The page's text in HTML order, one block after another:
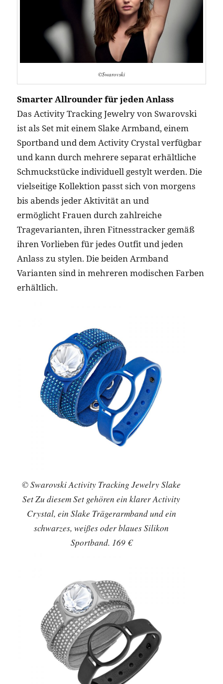
©Swarovski
Smarter Allrounder für jeden Anlass
Das Activity Tracking Jewelry von Swarovski
ist als Set mit einem Slake Armband, einem
Sportband und dem Activity Crystal verfügbar
und kann durch mehrere separat erhältliche
Schmuckstücke individuell gestylt werden. Die
vielseitige Kollektion passt sich von morgens
bis abends jeder Aktivität an und
ermöglicht Frauen durch zahlreiche
Tragevarianten, ihren Fitnesstracker gemäß
ihren Vorlieben für jedes Outfit und jeden
Anlass zu stylen. Die beiden Armband
Varianten sind in mehreren modischen Farben
erhältlich.
© Swarovski Activity Tracking Jewelry Slake
Set Zu diesem Set gehören ein klarer Activity
Crystal, ein Slake Trägerarmband und ein
schwarzes, weißes oder blaues Silikon
Sportband. 169 €